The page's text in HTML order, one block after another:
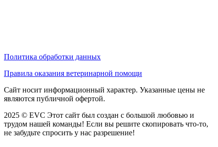
Политика обработки данных
Правила оказания ветеринарной помощи
Сайт носит информационный характер. Указанные цены не
являются публичной офертой.
2025 © EVC Этот сайт был создан с большой любовью и
трудом нашей команды! Если вы решите скопировать что-то,
не забудьте спросить у нас разрешение!